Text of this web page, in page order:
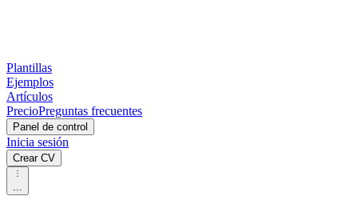
Plantillas
Ejemplos
Artículos
PrecioPreguntas frecuentes
Panel de control
Inicia sesión
Crear CV
...